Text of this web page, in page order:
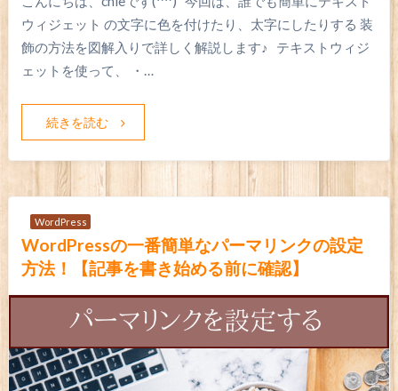
ウィジェット の文字に色を付けたり、太字にしたりする 装
飾の方法を図解入りで詳しく解説します♪ テキストウィジ
ェットを使って、 ・…
続きを読む
WordPress
WordPressの一番簡単なパーマリンクの設定
方法！【記事を書き始める前に確認】